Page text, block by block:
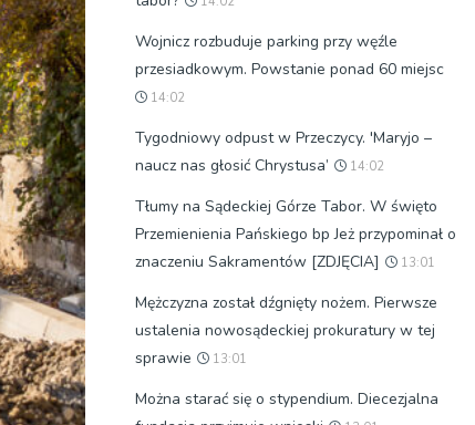
Wojnicz rozbuduje parking przy węźle
przesiadkowym. Powstanie ponad 60 miejsc
14:02
Tygodniowy odpust w Przeczycy. 'Maryjo –
naucz nas głosić Chrystusa’
14:02
Tłumy na Sądeckiej Górze Tabor. W święto
Przemienienia Pańskiego bp Jeż przypominał o
znaczeniu Sakramentów [ZDJĘCIA]
13:01
Mężczyzna został dźgnięty nożem. Pierwsze
ustalenia nowosądeckiej prokuratury w tej
sprawie
13:01
Można starać się o stypendium. Diecezjalna